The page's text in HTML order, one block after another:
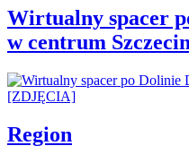
Wirtualny spacer
w centrum
Region